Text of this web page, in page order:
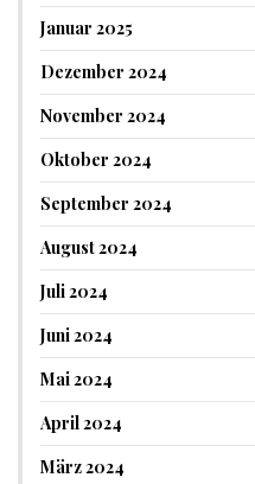
Januar 2025
Dezember 2024
November 2024
Oktober 2024
September 2024
August 2024
Juli 2024
Juni 2024
Mai 2024
April 2024
März 2024